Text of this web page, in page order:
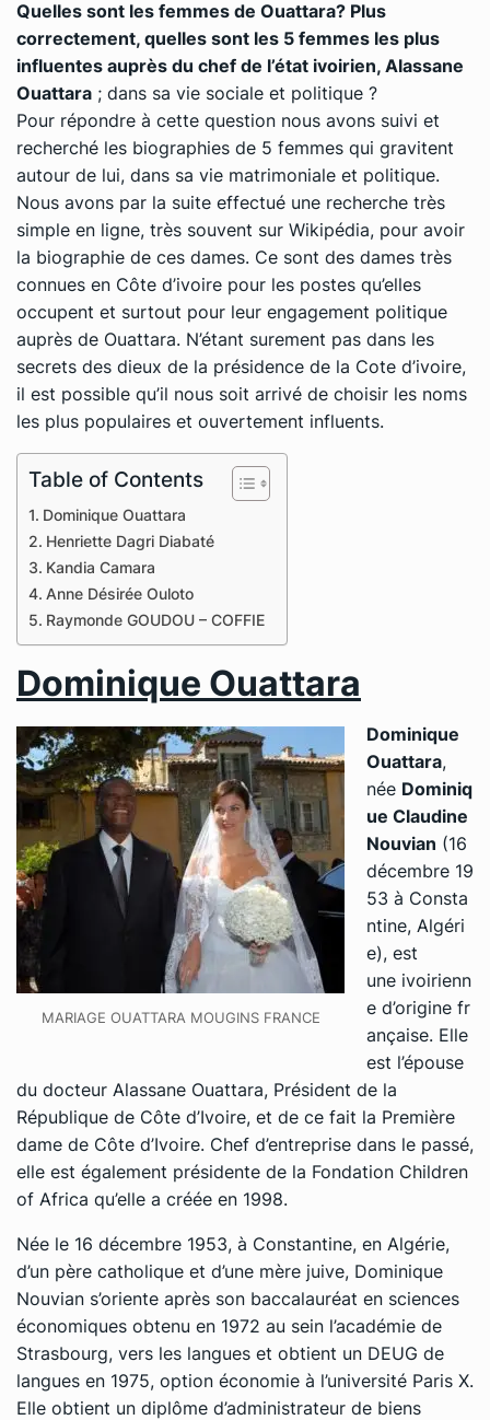
Quelles sont les femmes de Ouattara? Plus
correctement, quelles sont les 5 femmes les plus
influentes auprès du chef de l’état ivoirien, Alassane
Ouattara ; dans sa vie sociale et politique ?
Pour répondre à cette question nous avons suivi et
recherché les biographies de 5 femmes qui gravitent
autour de lui, dans sa vie matrimoniale et politique.
Nous avons par la suite effectué une recherche très
simple en ligne, très souvent sur Wikipédia, pour avoir
la biographie de ces dames. Ce sont des dames très
connues en Côte d’ivoire pour les postes qu’elles
occupent et surtout pour leur engagement politique
auprès de Ouattara. N’étant surement pas dans les
secrets des dieux de la présidence de la Cote d’ivoire,
il est possible qu’il nous soit arrivé de choisir les noms
les plus populaires et ouvertement influents.
Table of Contents
Dominique Ouattara
Henriette Dagri Diabaté
Kandia Camara
Anne Désirée Ouloto
Raymonde GOUDOU – COFFIE
Dominique Ouattara
MARIAGE OUATTARA MOUGINS FRANCE
Dominique
Ouattara,
née Dominiq
ue Claudine
Nouvian (16
décembre 19
53 à Consta
ntine, Algéri
e), est
une ivoirienn
e d’origine fr
ançaise. Elle
est l’épouse
du docteur Alassane Ouattara, Président de la
République de Côte d’Ivoire, et de ce fait la Première
dame de Côte d’Ivoire. Chef d’entreprise dans le passé,
elle est également présidente de la Fondation Children
of Africa qu’elle a créée en 1998.
Née le 16 décembre 1953, à Constantine, en Algérie,
d’un père catholique et d’une mère juive, Dominique
Nouvian s’oriente après son baccalauréat en sciences
économiques obtenu en 1972 au sein l’académie de
Strasbourg, vers les langues et obtient un DEUG de
langues en 1975, option économie à l’université Paris X.
Elle obtient un diplôme d’administrateur de biens